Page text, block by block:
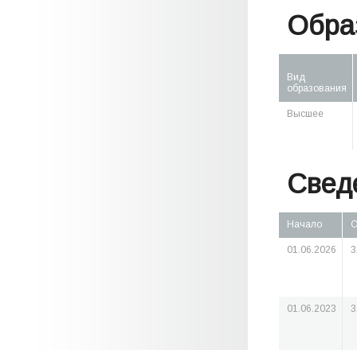
Вид
образования
Высшее
Начало
01.06.2026
01.06.2023